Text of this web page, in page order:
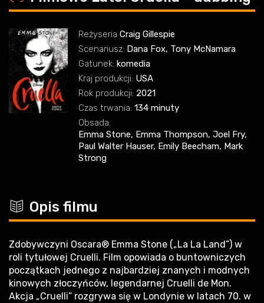
Reżyseria Craig Gillespie
Scenariusz: Dana Fox, Tony McNamara
Gatunek: komedia
Kraj produkcji: USA
Rok produkcji: 2021
Czas trwania: 134 minuty
Obsada:
Emma Stone, Emma Thompson, Joel Fry,
Paul Walter Hauser, Emily Beecham, Mark
Strong
c Opis filmu
Zdobywczyni Oscara® Emma Stone („La La Land”) w
roli tytułowej Cruelli. Film opowiada o buntowniczych
początkach jednego z najbardziej znanych i modnych
kinowych złoczyńców, legendarnej Cruelli de Mon.
Akcja „Cruelli” rozgrywa się w Londynie w latach 70. w